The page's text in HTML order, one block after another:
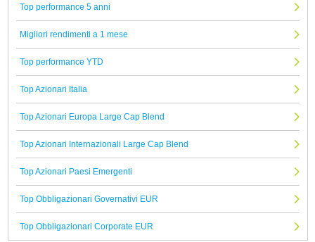
Top performance 5 anni
Migliori rendimenti a 1 mese
Top performance YTD
Top Azionari Italia
Top Azionari Europa Large Cap Blend
Top Azionari Internazionali Large Cap Blend
Top Azionari Paesi Emergenti
Top Obbligazionari Governativi EUR
Top Obbligazionari Corporate EUR